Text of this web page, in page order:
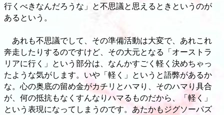
行くべきなんだろうな」と不思議と思えるときというのが
あるという。
あれも不思議でして、その準備活動は大変で、あれこれ
奔走したりするのですけど、その大元となる「オーストラ
リアに行く」という部分は、なんかすごく軽く決めちゃっ
たような気がします。いや「軽く」というと語弊があるか
な。心の奥底の留め金がカチリとハマり、そのハマり具合
が、何の抵抗もなくすんなりハマるものだから、「軽く」
という表現になってしまうのです。あたかもジグソーパズ